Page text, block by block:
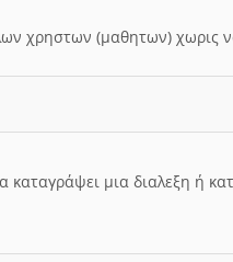
χρηστων (μαθητων) χωρις
μια διαλεξη ή